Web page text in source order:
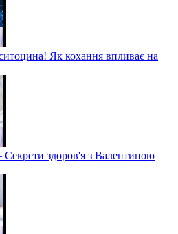
Як кохання впливає на
Секрети здоров'я з Валентиною